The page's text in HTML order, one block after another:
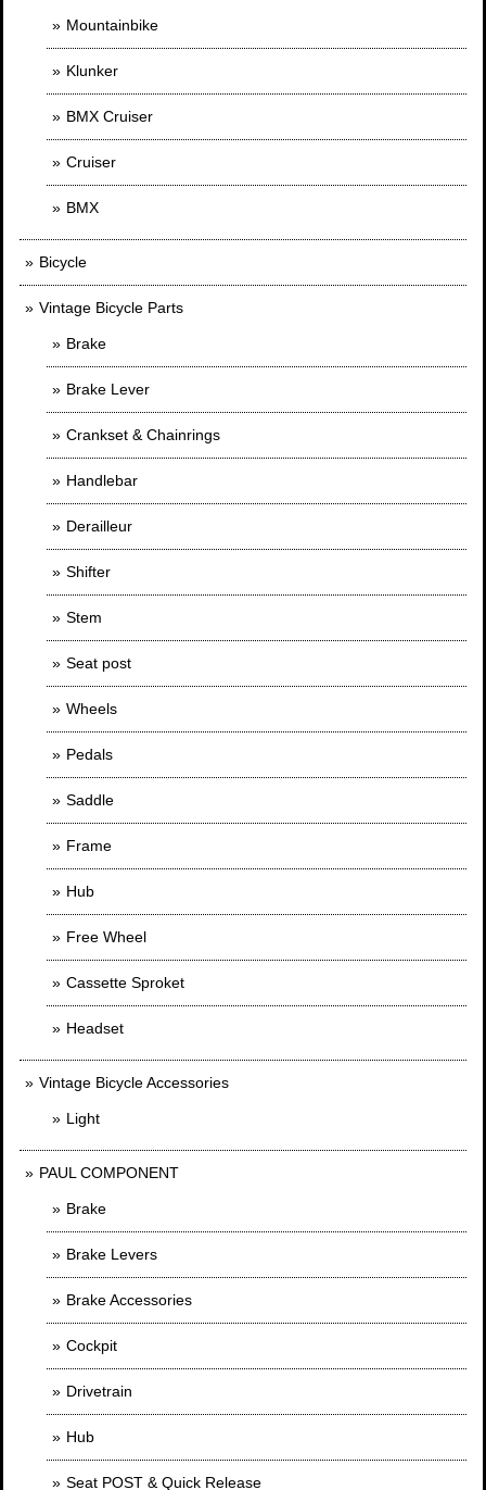
Mountainbike
Klunker
BMX Cruiser
Cruiser
BMX
Bicycle
Vintage Bicycle Parts
Brake
Brake Lever
Crankset & Chainrings
Handlebar
Derailleur
Shifter
Stem
Seat post
Wheels
Pedals
Saddle
Frame
Hub
Free Wheel
Cassette Sproket
Headset
Vintage Bicycle Accessories
Light
PAUL COMPONENT
Brake
Brake Levers
Brake Accessories
Cockpit
Drivetrain
Hub
Seat POST & Quick Release